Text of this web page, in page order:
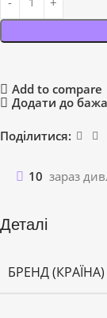
Add to compare
Додати до
Поділитися:
10 зараз
Деталі
БРЕНД (КРАЇНА)